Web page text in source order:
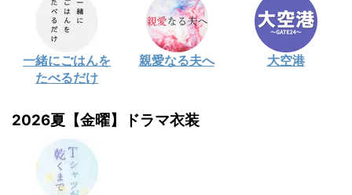
一緒にごはんを
たべるだけ
親愛なる夫へ 大空港
2026夏【金曜】ドラマ衣装